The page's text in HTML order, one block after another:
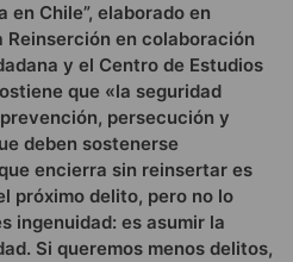
Chile”, elaborado en
en colaboración
y el Centro de Estudios
que «la seguridad
persecución y
deben sostenerse
encierra sin reinsertar es
próximo delito, pero no lo
ingenuidad: es asumir la
Si queremos menos delitos,